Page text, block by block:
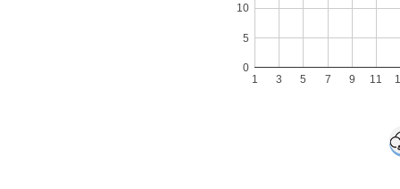
1 3 5 7 9 11
0
5
10